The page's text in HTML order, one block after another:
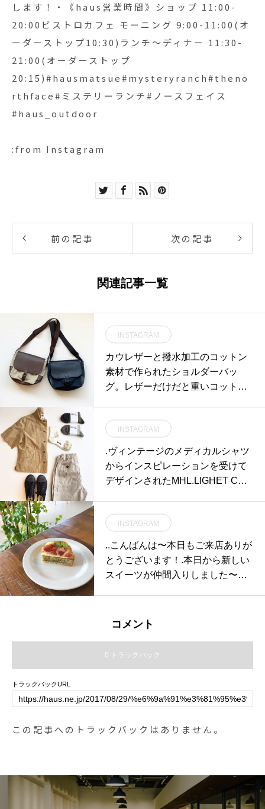
します！・《haus営業時間》ショップ 11:00-
20:00ビストロカフェ モーニング 9:00-11:00(オ
ーダーストップ10:30)ランチ〜ディナー 11:30-
21:00(オーダーストップ
20:15)#hausmatsue#mysteryranch#theno
rthface#ミステリーランチ#ノースフェイス
#haus_outdoor
:from Instagram
前の記事 次の記事
関連記事一覧
INSTAGRAM
カウレザーと撥水加工のコットン
素材で作られたショルダーバッ
グ。レザーだけだと重いコットン
ズ感もお財布にスマホを入れても
まだ余裕のあるマチ付きのバッグ
です。color ベージュ、ネイビーsi
ze 横 25CM．．．高さ 324C
ダー(調節可) 146CMHAUSのアパ
レルのインスタはこちらです︎@ha
us_howell ．．．#MARGARET H
OWELL#LIGHTWEIGHT VENTILE
BAG#shoulderbag#bag#hausmats
ue #島根#松江
INSTAGRAM
.ヴィンテージのメディカルシャツ
からインスピレーションを受けて
デザインされたMHL.LIGHET COT
ポケットがかわいいシャツです。c
olor ベージュ、ホワイト、ブラッ
クsize Ⅰ 、 Ⅱ 、Ⅲあわせてこち
らもどうぞ@haus_howell ..#MHL
N#medicalshirt#shirt#hausmatsue
INSTAGRAM
..こんばんは〜本日もご来店ありが
とうございます！.本日から新しい
スイーツが仲間入りしました〜♡
りジューシーな旬のいちじくをの
残りわずかとなっております。ぜ
ひお試しくださいね♡…. . 《HAU
18:00-21:00 (Lo20:15)…#cake #s
weet #desserts #tart#いちじく #イ
コメント
0 トラックバック
トラックバックURL
この記事へのトラックバックはありません。